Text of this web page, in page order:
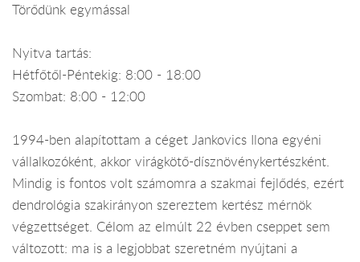
Törődünk egymással
Nyitva tartás:
Hétfőtől-Péntekig: 8:00 - 18:00
Szombat: 8:00 - 12:00
1994-ben alapítottam a céget Jankovics Ilona egyéni
vállalkozóként, akkor virágkötő-dísznövénykertészként.
Mindig is fontos volt számomra a szakmai fejlődés, ezért
dendrológia szakirányon szereztem kertész mérnök
végzettséget. Célom az elmúlt 22 évben cseppet sem
változott: ma is a legjobbat szeretném nyújtani a